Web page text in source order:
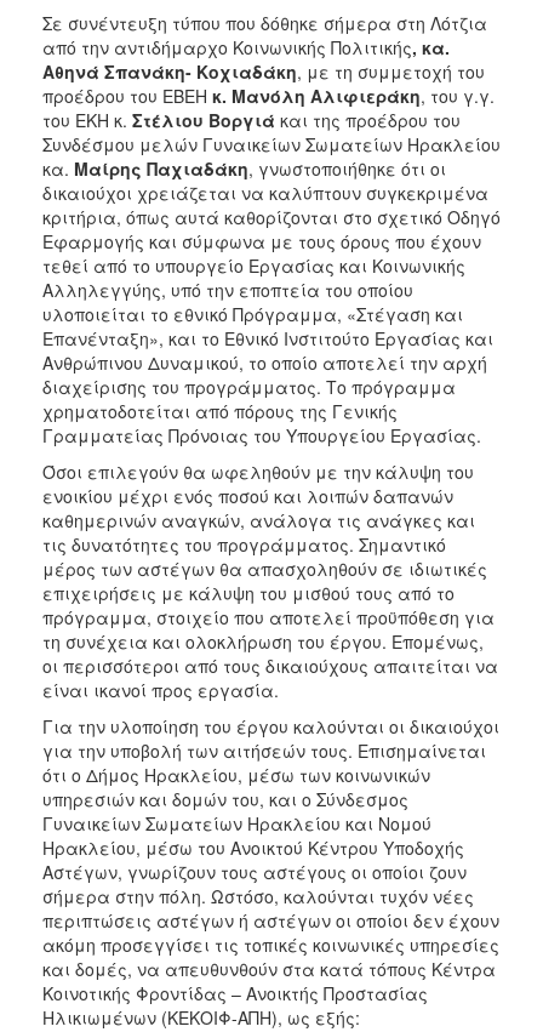
Ηλικιωμένων
(Κ.Η.Φ.Η.)
Κ.Δ.Α.Π.Α.μεΑ.
Αδειοδότηση
&
Έλεγχος
Βρεφονηπιακών
Σταθμών
Δημοτικό
Ιατρείο
Ξενώνας
Φιλοξενίας
Γυναικών
Κέντρο
Κοινότητας
Κοινωνικό
Φαρμακείο
Κοινωνικό
Παντοπωλείο
Ισότητα
των
Φύλων
Υγεία
Απινιδωτές
ΤΟΠΟΣ
ΔΗΜΟΣ
ΠΟΛΙΤΙΣΜΟΣ
Σε συνέντευξη τύπου που δόθηκε σήμερα στη Λότζια
από την αντιδήμαρχο Κοινωνικής Πολιτικής, κα.
Αθηνά Σπανάκη- Κοχιαδάκη, με τη συμμετοχή του
προέδρου του ΕΒΕΗ κ. Μανόλη Αλιφιεράκη, του γ.γ.
του ΕΚΗ κ. Στέλιου Βοργιά και της προέδρου του
Συνδέσμου μελών Γυναικείων Σωματείων Ηρακλείου
κα. Μαίρης Παχιαδάκη, γνωστοποιήθηκε ότι οι
δικαιούχοι χρειάζεται να καλύπτουν συγκεκριμένα
κριτήρια, όπως αυτά καθορίζονται στο σχετικό Οδηγό
Εφαρμογής και σύμφωνα με τους όρους που έχουν
τεθεί από το υπουργείο Εργασίας και Κοινωνικής
Αλληλεγγύης, υπό την εποπτεία του οποίου
υλοποιείται το εθνικό Πρόγραμμα, «Στέγαση και
Επανένταξη», και το Εθνικό Ινστιτούτο Εργασίας και
Ανθρώπινου Δυναμικού, το οποίο αποτελεί την αρχή
διαχείρισης του προγράμματος. Το πρόγραμμα
χρηματοδοτείται από πόρους της Γενικής
Γραμματείας Πρόνοιας του Υπουργείου Εργασίας.
Όσοι επιλεγούν θα ωφεληθούν με την κάλυψη του
ενοικίου μέχρι ενός ποσού και λοιπών δαπανών
καθημερινών αναγκών, ανάλογα τις ανάγκες και
τις δυνατότητες του προγράμματος. Σημαντικό
μέρος των αστέγων θα απασχοληθούν σε ιδιωτικές
επιχειρήσεις με κάλυψη του μισθού τους από το
πρόγραμμα, στοιχείο που αποτελεί προϋπόθεση για
τη συνέχεια και ολοκλήρωση του έργου. Επομένως,
οι περισσότεροι από τους δικαιούχους απαιτείται να
είναι ικανοί προς εργασία.
Για την υλοποίηση του έργου καλούνται οι δικαιούχοι
για την υποβολή των αιτήσεών τους. Επισημαίνεται
ότι ο Δήμος Ηρακλείου, μέσω των κοινωνικών
υπηρεσιών και δομών του, και ο Σύνδεσμος
Γυναικείων Σωματείων Ηρακλείου και Νομού
Ηρακλείου, μέσω του Ανοικτού Κέντρου Υποδοχής
Αστέγων, γνωρίζουν τους αστέγους οι οποίοι ζουν
σήμερα στην πόλη. Ωστόσο, καλούνται τυχόν νέες
περιπτώσεις αστέγων ή αστέγων οι οποίοι δεν έχουν
ακόμη προσεγγίσει τις τοπικές κοινωνικές υπηρεσίες
και δομές, να απευθυνθούν στα κατά τόπους Κέντρα
Κοινοτικής Φροντίδας – Ανοικτής Προστασίας
Ηλικιωμένων (ΚΕΚΟΙΦ-ΑΠΗ), ως εξής: